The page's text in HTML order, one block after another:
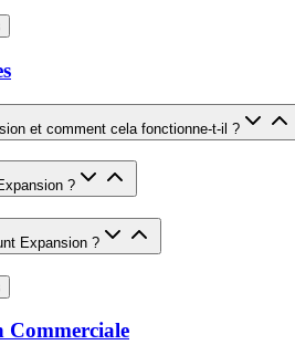
et comment cela fonctionne-t-il ?
?
Expansion ?